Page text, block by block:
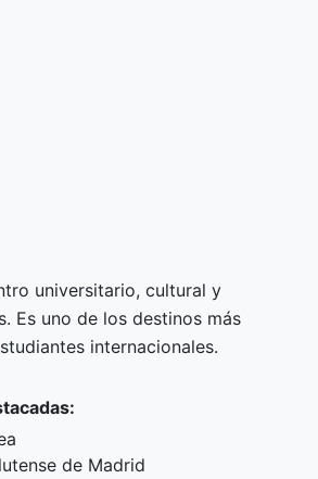
universitario, cultural y
Es uno de los destinos más
internacionales.
de Madrid